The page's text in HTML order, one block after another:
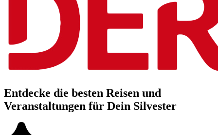
Entdecke die besten Reisen und
Veranstaltungen für Dein Silvester